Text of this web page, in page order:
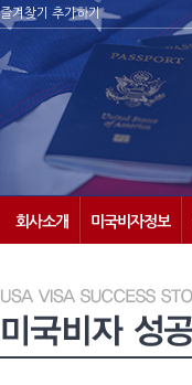
즐겨찾기 추가하기
회사소개 미국비자정보